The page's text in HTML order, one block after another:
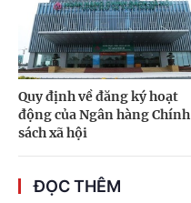
Quy định về đăng ký hoạt
động của Ngân hàng Chính
sách xã hội
ĐỌC THÊM